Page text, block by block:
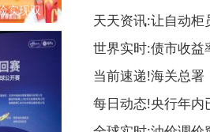
实现双
天天资讯:让自动柜
世界实时:债市收益
当前速递!海关总署
每日动态!央行年内